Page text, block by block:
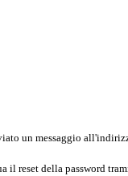
un messaggio
il reset della password